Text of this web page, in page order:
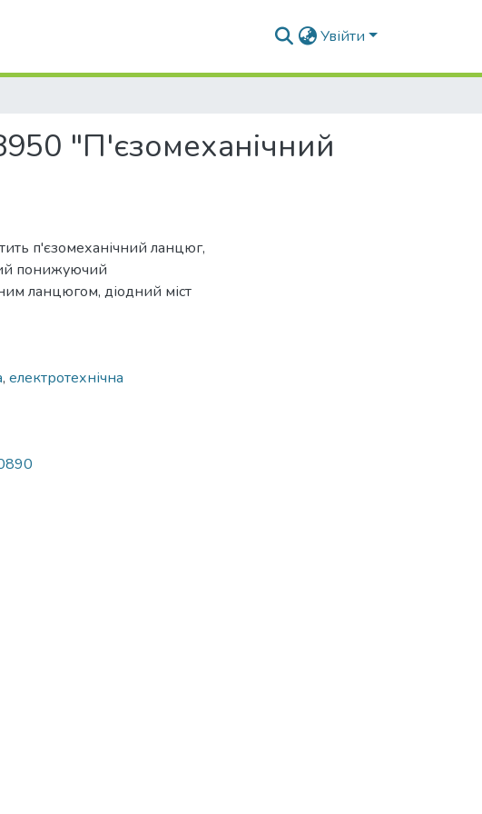
Увійти
"П'єзомеханічний
п'єзомеханічний ланцюг,
понижуючий
ланцюгом, діодний міст
, електротехнічна